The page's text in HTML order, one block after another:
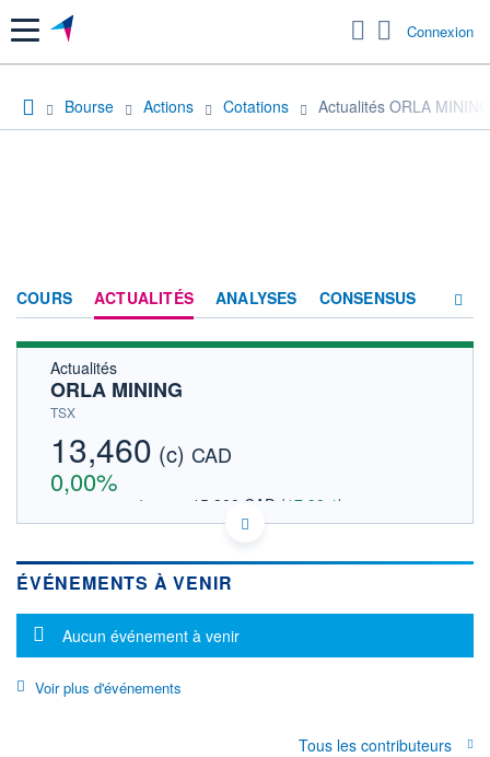
Menu Connexion
Bourse Actions Cotations Actualités ORLA MINING
COURS ACTUALITÉS ANALYSES CONSENSUS
Actualités
ORLA MINING
TSX
13,460 (c) CAD
0,00%
15,800 CAD ( 17,38%)
VALEUR INDICATIVE8,353 EUR
DONNÉES TEMPS DIFFÉRÉ
OUVERTURE
0,000
CLÔTURE VEILLE
ÉVÉNEMENTS À VENIR
Message d'information
Aucun événement à venir
Voir plus d'événements
Tous les contributeurs